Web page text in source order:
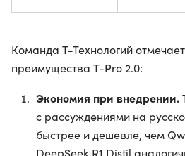
Команда Т-Технологий
преимущества T-Pro 2.0:
Экономия при внедрении.
с рассуждениями на
быстрее и дешевле, чем
DeepSeek R1 Distil